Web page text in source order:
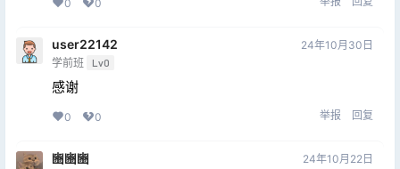
0 0
user22142
学前班 Lv0
24年10月30日
感谢
0 0 举报 回复
豳豳豳 24年10月22日